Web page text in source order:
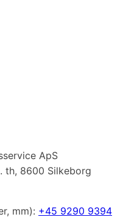
ApS
th, 8600 Silkeborg
mm): +45 9290 9394